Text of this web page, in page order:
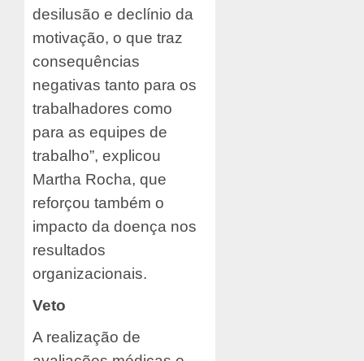
desilusão e declínio da
motivação, o que traz
consequências
negativas tanto para os
trabalhadores como
para as equipes de
trabalho”, explicou
Martha Rocha, que
reforçou também o
impacto da doença nos
resultados
organizacionais.
Veto
A realização de